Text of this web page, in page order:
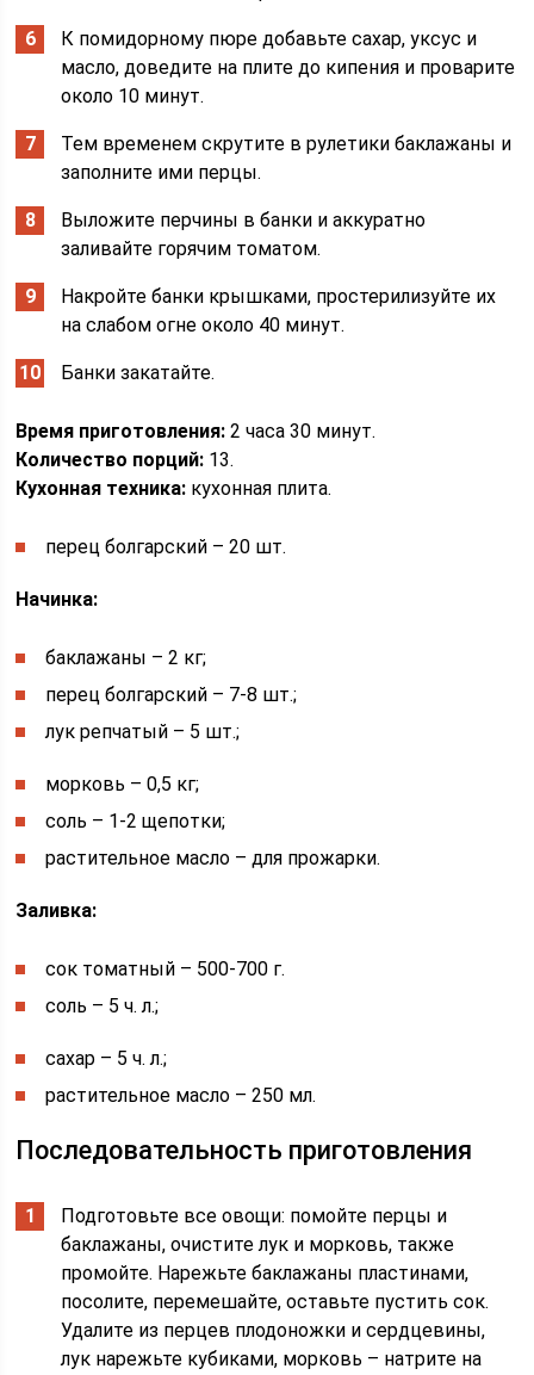
К помидорному пюре добавьте сахар, уксус и
масло, доведите на плите до кипения и проварите
около 10 минут.
Тем временем скрутите в рулетики баклажаны и
заполните ими перцы.
Выложите перчины в банки и аккуратно
заливайте горячим томатом.
Накройте банки крышками, простерилизуйте их
на слабом огне около 40 минут.
Банки закатайте.
Время приготовления: 2 часа 30 минут.
Количество порций: 13.
Кухонная техника: кухонная плита.
перец болгарский – 20 шт.
Начинка:
баклажаны – 2 кг;
перец болгарский – 7-8 шт.;
лук репчатый – 5 шт.;
морковь – 0,5 кг;
соль – 1-2 щепотки;
растительное масло – для прожарки.
Заливка:
сок томатный – 500-700 г.
соль – 5 ч. л.;
сахар – 5 ч. л.;
растительное масло – 250 мл.
Последовательность приготовления
Подготовьте все овощи: помойте перцы и
баклажаны, очистите лук и морковь, также
промойте. Нарежьте баклажаны пластинами,
посолите, перемешайте, оставьте пустить сок.
Удалите из перцев плодоножки и сердцевины,
лук нарежьте кубиками, морковь – натрите на